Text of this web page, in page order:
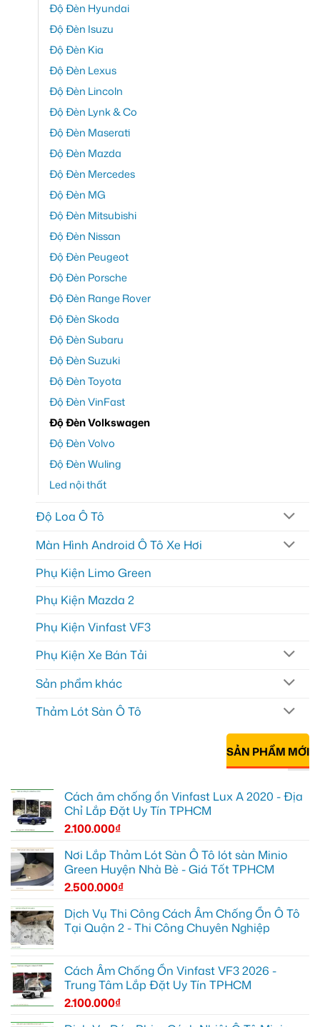
Độ Đèn Hyundai
Độ Đèn Isuzu
Độ Đèn Kia
Độ Đèn Lexus
Độ Đèn Lincoln
Độ Đèn Lynk & Co
Độ Đèn Maserati
Độ Đèn Mazda
Độ Đèn Mercedes
Độ Đèn MG
Độ Đèn Mitsubishi
Độ Đèn Nissan
Độ Đèn Peugeot
Độ Đèn Porsche
Độ Đèn Range Rover
Độ Đèn Skoda
Độ Đèn Subaru
Độ Đèn Suzuki
Độ Đèn Toyota
Độ Đèn VinFast
Độ Đèn Volkswagen
Độ Đèn Volvo
Độ Đèn Wuling
Led nội thất
Độ Loa Ô Tô
Màn Hình Android Ô Tô Xe Hơi
Phụ Kiện Limo Green
Phụ Kiện Mazda 2
Phụ Kiện Vinfast VF3
Phụ Kiện Xe Bán Tải
Sản phẩm khác
Thảm Lót Sàn Ô Tô
SẢN PHẨM MỚI
Cách âm chống ồn Vinfast Lux A 2020 - Địa
Chỉ Lắp Đặt Uy Tín TPHCM
2.100.000₫
Nơi Lắp Thảm Lót Sàn Ô Tô lót sàn Minio
Green Huyện Nhà Bè - Giá Tốt TPHCM
2.500.000₫
Dịch Vụ Thi Công Cách Âm Chống Ồn Ô Tô
Tại Quận 2 - Thi Công Chuyên Nghiệp
Cách Âm Chống Ồn Vinfast VF3 2026 -
Trung Tâm Lắp Đặt Uy Tín TPHCM
2.100.000₫